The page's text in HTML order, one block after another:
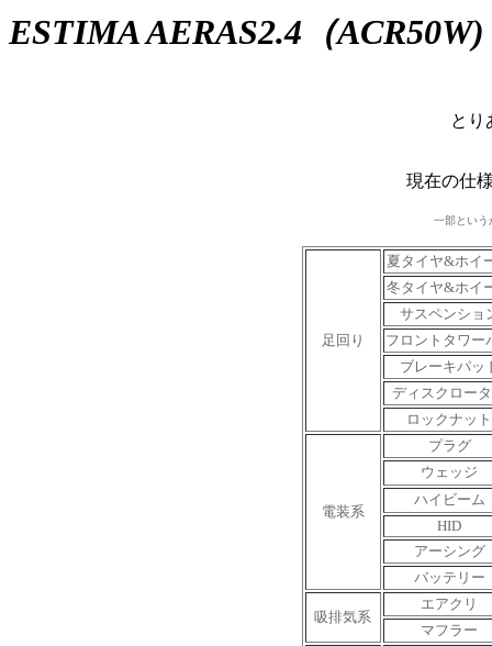
ESTIMA AERAS2.4（ACR50W)
とり
現在の仕
一部という
足回り
夏タイヤ&ホイ
冬タイヤ&ホイ
サスペンショ
フロントタワー
ブレーキパッ
ディスクロー
ロックナット
電装系
プラグ
ウェッジ
ハイビーム
HID
アーシング
バッテリー
吸排気系
エアクリ
マフラー